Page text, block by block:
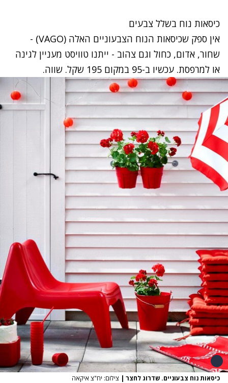
כיסאות נוח בשלל צבעים
אין ספק שכיסאות הנוח הצבעוניים האלה (VAGO) -
שחור, אדום, כחול וגם צהוב - ייתנו טוויסט מעניין לגינה
או למרפסת. עכשיו ב-95 במקום 195 שקל. שווה.
כיסאות נוח צבעוניים. שדרוג לחצר | צילום: יח"צ איקאה